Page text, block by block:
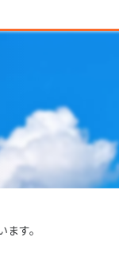
フィンランド
エストニア
クロアチア
ルーマニア
す。